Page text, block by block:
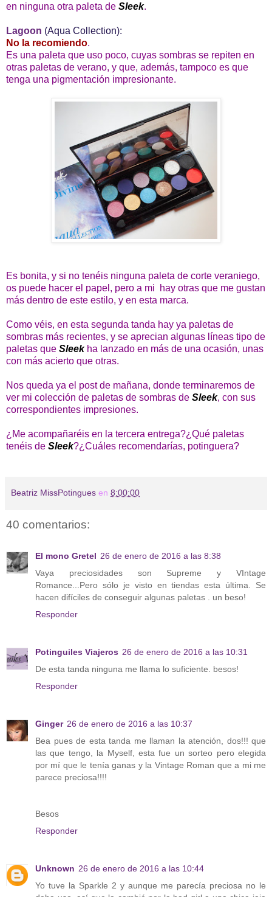
en ninguna otra paleta de Sleek.
Lagoon (Aqua Collection):
No la recomiendo.
Es una paleta que uso poco, cuyas sombras se repiten en
otras paletas de verano, y que, además, tampoco es que
tenga una pigmentación impresionante.
Es bonita, y si no tenéis ninguna paleta de corte veraniego,
os puede hacer el papel, pero a mi hay otras que me gustan
más dentro de este estilo, y en esta marca.
Como véis, en esta segunda tanda hay ya paletas de
sombras más recientes, y se aprecian algunas líneas tipo de
paletas que Sleek ha lanzado en más de una ocasión, unas
con más acierto que otras.
Nos queda ya el post de mañana, donde terminaremos de
ver mi colección de paletas de sombras de Sleek, con sus
correspondientes impresiones.
¿Me acompañaréis en la tercera entrega?¿Qué paletas
tenéis de Sleek?¿Cuáles recomendarías, potinguera?
Beatriz MissPotingues en 8:00:00
40 comentarios:
El mono Gretel 26 de enero de 2016 a las 8:38
Vaya preciosidades son Supreme y VIntage
Romance...Pero sólo je visto en tiendas esta última. Se
hacen difíciles de conseguir algunas paletas . un beso!
Responder
Potinguiles Viajeros 26 de enero de 2016 a las 10:31
De esta tanda ninguna me llama lo suficiente. besos!
Responder
Ginger 26 de enero de 2016 a las 10:37
Bea pues de esta tanda me llaman la atención, dos!!! que
las que tengo, la Myself, esta fue un sorteo pero elegida
por mí que le tenía ganas y la Vintage Roman que a mi me
parece preciosa!!!!
Besos
Responder
Unknown 26 de enero de 2016 a las 10:44
Yo tuve la Sparkle 2 y aunque me parecía preciosa no le